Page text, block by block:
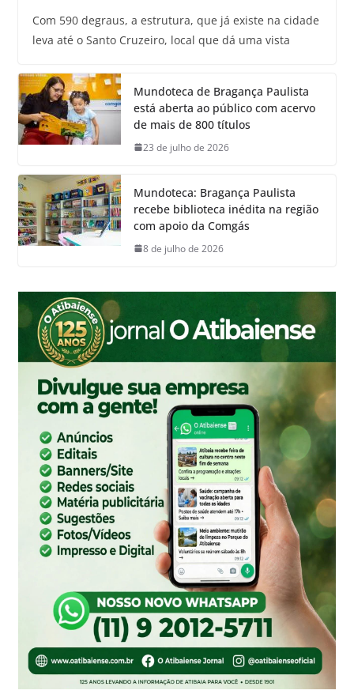
Com 590 degraus, a estrutura, que já existe na cidade
leva até o Santo Cruzeiro, local que dá uma vista
Mundoteca de Bragança Paulista
está aberta ao público com acervo
de mais de 800 títulos
23 de julho de 2026
Mundoteca: Bragança Paulista
recebe biblioteca inédita na região
com apoio da Comgás
8 de julho de 2026